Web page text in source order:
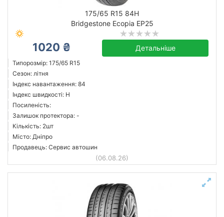
175/65 R15 84H
Bridgestone Ecopia EP25
1020 ₴ Детальніше
Типорозмір: 175/65 R15
Сезон: літня
Індекс навантаження: 84
Індекс швидкості: H
Посиленість:
Залишок протектора: -
Кількість: 2шт
Місто: Дніпро
Продавець: Сервис автошин
(06.08.26)